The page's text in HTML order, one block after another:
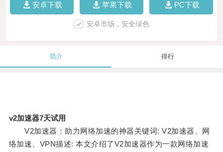
安卓下载 苹果下载 PC下载
安卓市场，安全绿色
简介 排行
v2加速器7天试用
V2加速器：助力网络加速的神器关键词: V2加速器、网
络加速、VPN描述: 本文介绍了V2加速器作为一款网络加速